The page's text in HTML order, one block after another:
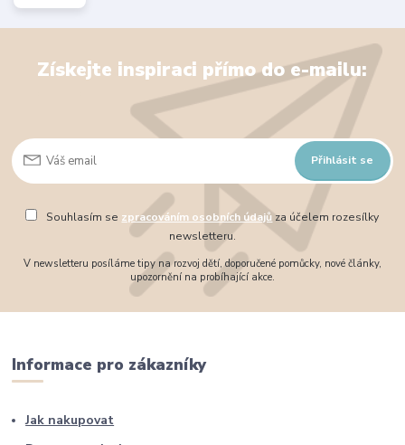
Získejte inspiraci přímo do e-mailu:
Přihlásit se
Souhlasím se zpracováním osobních údajůza účelem rozesílky
newsletteru.
V newsletteru posíláme tipy na rozvoj dětí, doporučené pomůcky, nové články,
upozornění na probíhající akce.
Informace pro zákazníky
Jak nakupovat